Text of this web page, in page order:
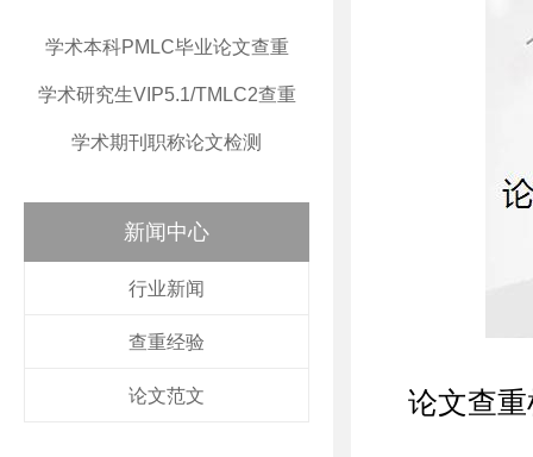
学术本科PMLC毕业论文查重
学术研究生VIP5.1/TMLC2查重
学术期刊职称论文检测
新闻中心
行业新闻
查重经验
论文范文 论文查